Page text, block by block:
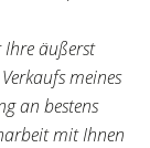
äußerst
meines
an bestens
mit Ihnen